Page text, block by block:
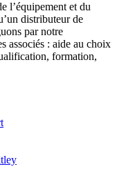
l’équipement et du
distributeur de
par notre
associés : aide au choix
formation,